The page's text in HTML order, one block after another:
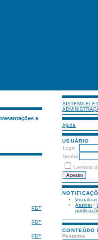
SISTEMA
Ajuda
USUÁRIO
Login
Senha
Lembrar
Visualizar
Assinar/
CONTEÚDO
Pesquisa
e
PDF
PDF
PDF